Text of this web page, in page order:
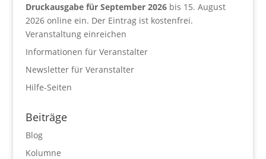
Druckausgabe für September 2026bis 15. August
2026 online ein. Der Eintrag ist kostenfrei.
Veranstaltung einreichen
Informationen für Veranstalter
Newsletter für Veranstalter
Hilfe-Seiten
Beiträge
Blog
Kolumne